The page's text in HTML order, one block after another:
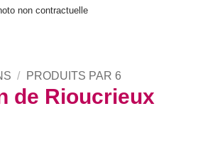
non contractuelle
/ PRODUITS PAR 6
de Rioucrieux